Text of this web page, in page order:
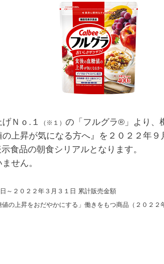
Ｎｏ.１ （※１） の「フルグラ®」より、
上昇が気になる方へ』を２０２２年
食品の朝食シリアルとなります。
せん。
～２０２２年３月３１日 累計販売金額
上昇をおだやかにする」働きをもつ商品（２０２２